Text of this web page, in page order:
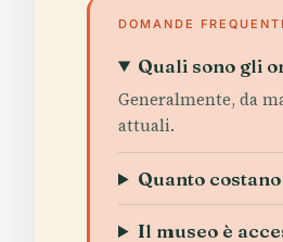
DOMANDE FREQUENTI
Quali sono gli
Generalmente, da
attuali.
Quanto
Il museo è